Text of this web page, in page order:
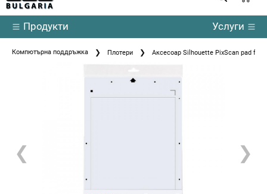
Продукти Услуги
Компютърна поддръжка Плотери Аксесоар Silhouette PixScan pad for
❮ ❯